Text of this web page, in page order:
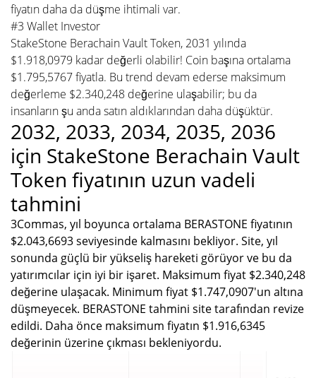
fiyatın daha da düşme ihtimali var.
#3 Wallet Investor
StakeStone Berachain Vault Token, 2031 yılında
$1.918,0979 kadar değerli olabilir! Coin başına ortalama
$1.795,5767 fiyatla. Bu trend devam ederse maksimum
değerleme $2.340,248 değerine ulaşabilir; bu da
insanların şu anda satın aldıklarından daha düşüktür.
2032, 2033, 2034, 2035, 2036
için StakeStone Berachain Vault
Token fiyatının uzun vadeli
tahmini
3Commas, yıl boyunca ortalama BERASTONE fiyatının
$2.043,6693 seviyesinde kalmasını bekliyor. Site, yıl
sonunda güçlü bir yükseliş hareketi görüyor ve bu da
yatırımcılar için iyi bir işaret. Maksimum fiyat $2.340,248
değerine ulaşacak. Minimum fiyat $1.747,0907'un altına
düşmeyecek. BERASTONE tahmini site tarafından revize
edildi. Daha önce maksimum fiyatın $1.916,6345
değerinin üzerine çıkması bekleniyordu.